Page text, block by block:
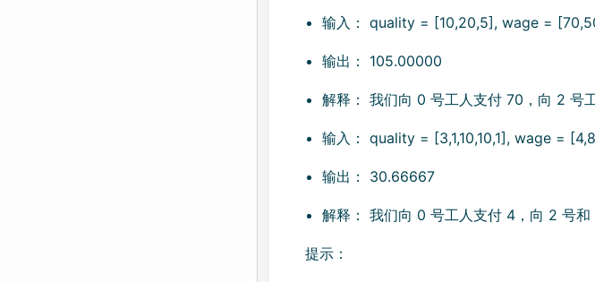
输入： quality = [10,20,5], wage =
输出： 105.00000
解释： 我们向 0 号工人支付 70，向 2 号
输入： quality = [3,1,10,10,1], wage =
输出： 30.66667
解释： 我们向 0 号工人支付 4，向 2 号和
提示：